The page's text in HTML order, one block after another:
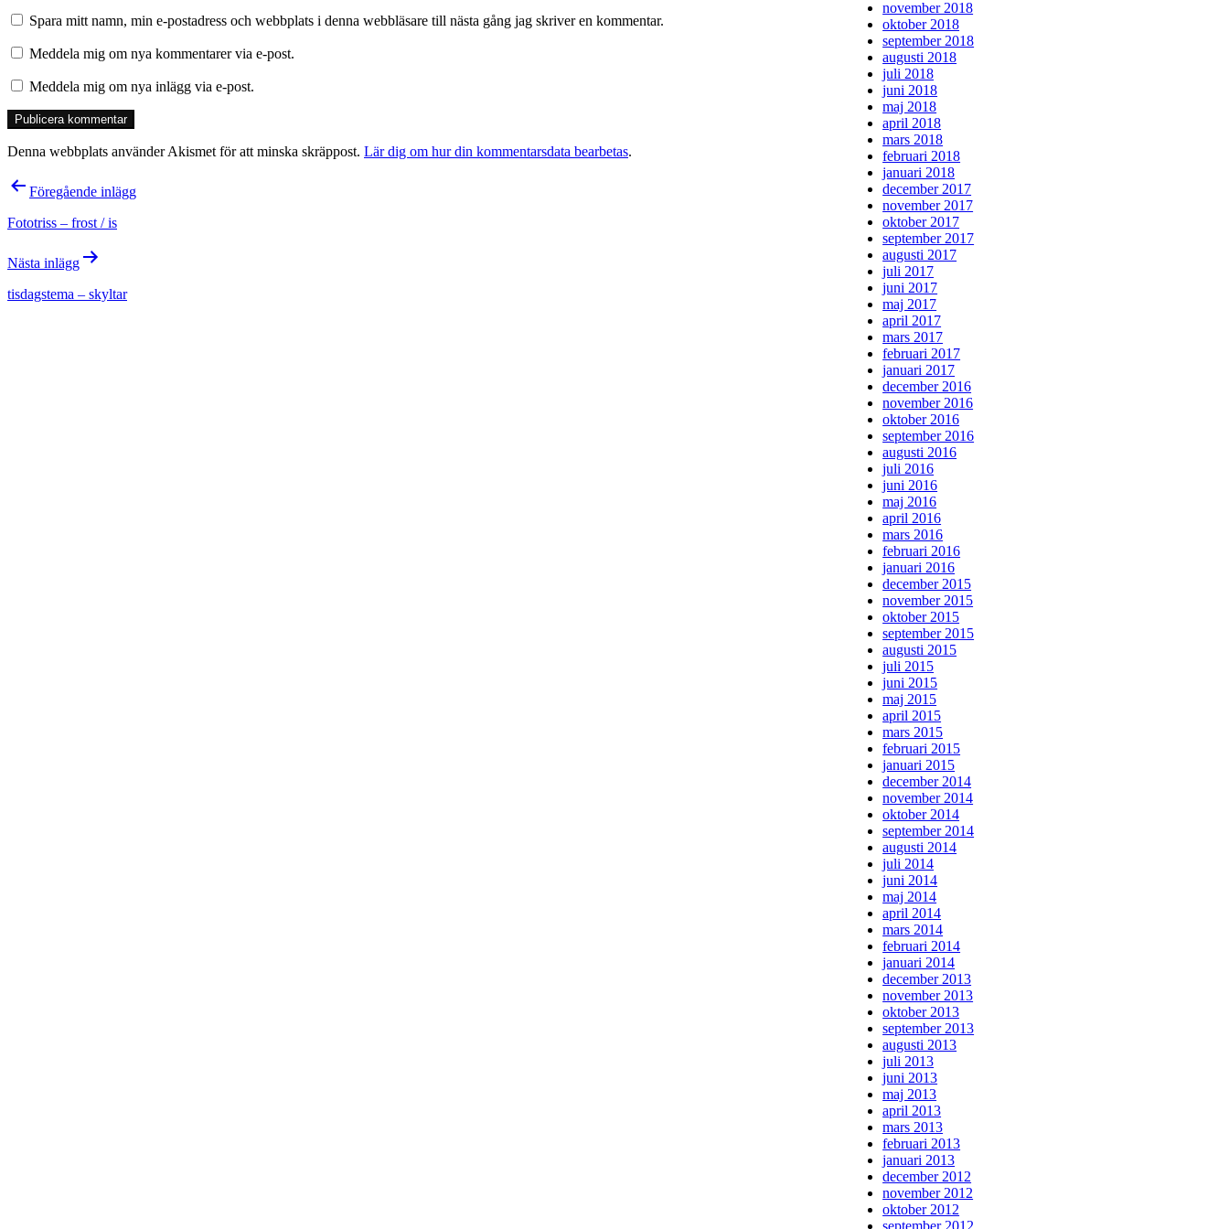
Spara mitt namn, min e-postadress och webbplats i denna webbläsare till nästa gång jag skriver en kommentar.
Meddela mig om nya kommentarer via e-post.
Meddela mig om nya inlägg via e-post.
Denna webbplats använder Akismet för att minska skräppost. Lär dig om hur din kommentarsdata bearbetas.
Inläggsnavigering
Föregående inlägg
Fototriss – frost / is
Nästa inlägg
tisdagstema – skyltar
november 2018
oktober 2018
september 2018
augusti 2018
juli 2018
juni 2018
maj 2018
april 2018
mars 2018
februari 2018
januari 2018
december 2017
november 2017
oktober 2017
september 2017
augusti 2017
juli 2017
juni 2017
maj 2017
april 2017
mars 2017
februari 2017
januari 2017
december 2016
november 2016
oktober 2016
september 2016
augusti 2016
juli 2016
juni 2016
maj 2016
april 2016
mars 2016
februari 2016
januari 2016
december 2015
november 2015
oktober 2015
september 2015
augusti 2015
juli 2015
juni 2015
maj 2015
april 2015
mars 2015
februari 2015
januari 2015
december 2014
november 2014
oktober 2014
september 2014
augusti 2014
juli 2014
juni 2014
maj 2014
april 2014
mars 2014
februari 2014
januari 2014
december 2013
november 2013
oktober 2013
september 2013
augusti 2013
juli 2013
juni 2013
maj 2013
april 2013
mars 2013
februari 2013
januari 2013
december 2012
november 2012
oktober 2012
september 2012